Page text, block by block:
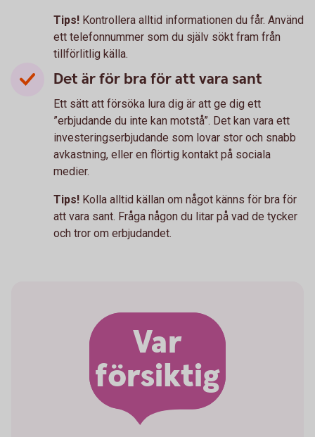
Tips! Kontrollera alltid informationen du får. Använd
ett telefonnummer som du själv sökt fram från
tillförlitlig källa.
Det är för bra för att vara sant
Ett sätt att försöka lura dig är att ge dig ett
”erbjudande du inte kan motstå”. Det kan vara ett
investeringserbjudande som lovar stor och snabb
avkastning, eller en flörtig kontakt på sociala
medier.
Tips! Kolla alltid källan om något känns för bra för
att vara sant. Fråga någon du litar på vad de tycker
och tror om erbjudandet.
Var
försiktig